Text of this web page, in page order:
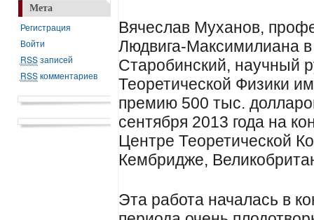
Мета
Регистрация
Войти
RSSзаписей
RSSкомментариев
Вячеслав Муханов,
Людвига-Максимилиана
Старобинский, научный
Теоретической Физики
премию 500 тыс.
сентября 2013 года на
Центре Теоретической
Кембридже,
Эта работа началась в